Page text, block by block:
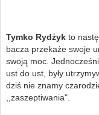
Tymko Rydżyk to
bacza przekaże swoje
swoją moc.
ust do ust, były
dziś nie znamy
,,zaszeptiwania".